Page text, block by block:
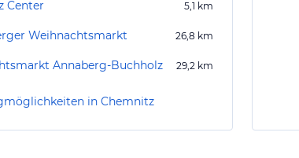
Center 5,1 km
Weihnachtsmarkt 26,8 km
Annaberg-Buchholz 29,2 km
in Chemnitz